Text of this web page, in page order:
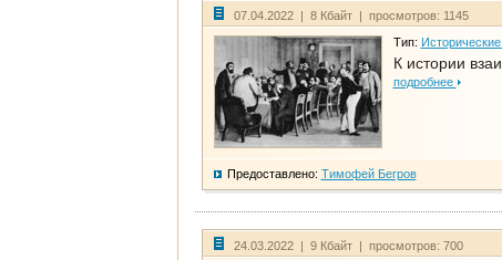
07.04.2022 | 8 Кбайт | просмотров: 1145
Тип:
К истории
подробнее
Предоставлено: Тимофей Бегров
24.03.2022 | 9 Кбайт | просмотров: 700